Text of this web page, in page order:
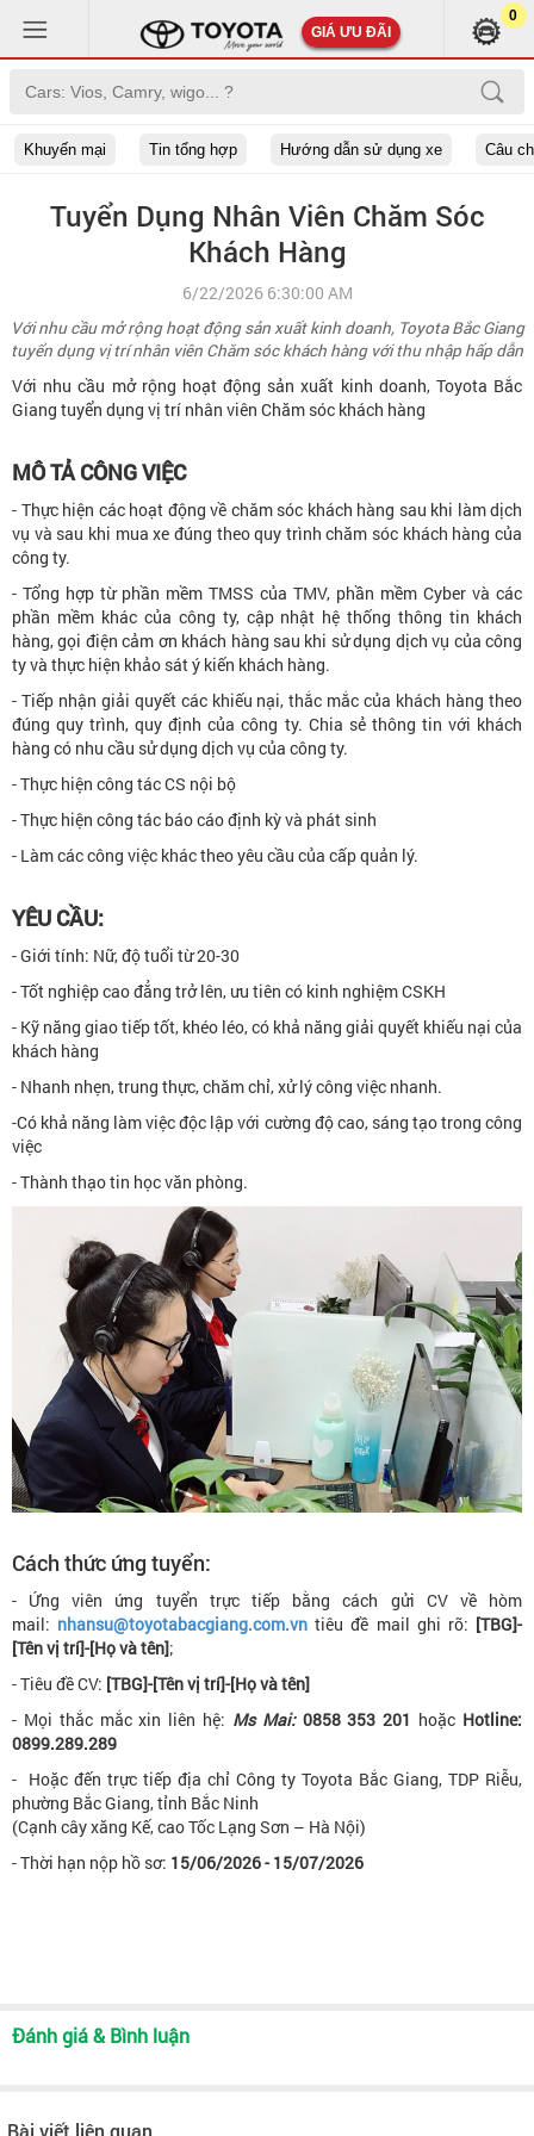
GIÁ ƯU ĐÃI
0
Khuyến mại Tin tổng hợp Hướng dẫn sử dụng xe Câu
Tuyển Dụng Nhân Viên Chăm Sóc
Khách Hàng
6/22/2026 6:30:00 AM
Với nhu cầu mở rộng hoạt động sản xuất kinh doanh, Toyota Bắc Giang
tuyển dụng vị trí nhân viên Chăm sóc khách hàng với thu nhập hấp dẫn
Với nhu cầu mở rộng hoạt động sản xuất kinh doanh, Toyota Bắc
Giang tuyển dụng vị trí nhân viên Chăm sóc khách hàng
MÔ TẢ CÔNG VIỆC
- Thực hiện các hoạt động về chăm sóc khách hàng sau khi làm dịch
vụ và sau khi mua xe đúng theo quy trình chăm sóc khách hàng của
công ty.
- Tổng hợp từ phần mềm TMSS của TMV, phần mềm Cyber và các
phần mềm khác của công ty, cập nhật hệ thống thông tin khách
hàng, gọi điện cảm ơn khách hàng sau khi sử dụng dịch vụ của công
ty và thực hiện khảo sát ý kiến khách hàng.
- Tiếp nhận giải quyết các khiếu nại, thắc mắc của khách hàng theo
đúng quy trình, quy định của công ty. Chia sẻ thông tin với khách
hàng có nhu cầu sử dụng dịch vụ của công ty.
- Thực hiện công tác CS nội bộ
- Thực hiện công tác báo cáo định kỳ và phát sinh
- Làm các công việc khác theo yêu cầu của cấp quản lý.
YÊU CẦU:
- Giới tính: Nữ, độ tuổi từ 20-30
- Tốt nghiệp cao đẳng trở lên, ưu tiên có kinh nghiệm CSKH
- Kỹ năng giao tiếp tốt, khéo léo, có khả năng giải quyết khiếu nại của
khách hàng
- Nhanh nhẹn, trung thực, chăm chỉ, xử lý công việc nhanh.
-Có khả năng làm việc độc lập với cường độ cao, sáng tạo trong công
việc
- Thành thạo tin học văn phòng.
Cách thức ứng tuyển:
- Ứng viên ứng tuyển trực tiếp bằng cách gửi CV về hòm
mail: nhansu@toyotabacgiang.com.vn tiêu đề mail ghi rõ: [TBG]-
[Tên vị trí]-[Họ và tên];
- Tiêu đề CV: [TBG]-[Tên vị trí]-[Họ và tên]
- Mọi thắc mắc xin liên hệ: Ms Mai: 0858 353 201 hoặc Hotline:
0899.289.289
- Hoặc đến trực tiếp địa chỉ Công ty Toyota Bắc Giang, TDP Riễu,
phường Bắc Giang, tỉnh Bắc Ninh
(Cạnh cây xăng Kế, cao Tốc Lạng Sơn – Hà Nội)
- Thời hạn nộp hồ sơ: 15/06/2026 - 15/07/2026
Đánh giá & Bình luận
Bài viết liên quan